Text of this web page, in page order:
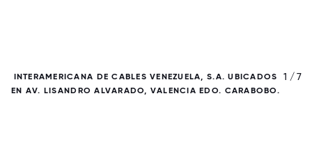
INTERAMERICANA DE CABLES VENEZUELA, S.A. UBICADOS
EN AV. LISANDRO ALVARADO, VALENCIA EDO. CARABOBO.
1 / 7